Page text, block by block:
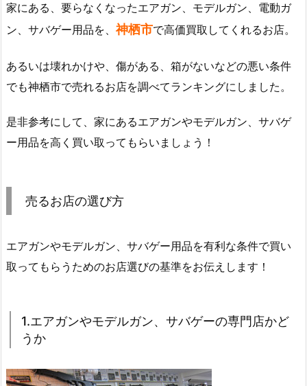
家にある、要らなくなったエアガン、モデルガン、電動ガ
ン、サバゲー用品を、 神栖市で高価買取してくれるお店。
あるいは壊れかけや、傷がある、箱がないなどの悪い条件
でも神栖市で売れるお店を調べてランキングにしました。
是非参考にして、家にあるエアガンやモデルガン、サバゲ
ー用品を高く買い取ってもらいましょう！
売るお店の選び方
エアガンやモデルガン、サバゲー用品を有利な条件で買い
取ってもらうためのお店選びの基準をお伝えします！
1.エアガンやモデルガン、サバゲーの専門店かど
うか